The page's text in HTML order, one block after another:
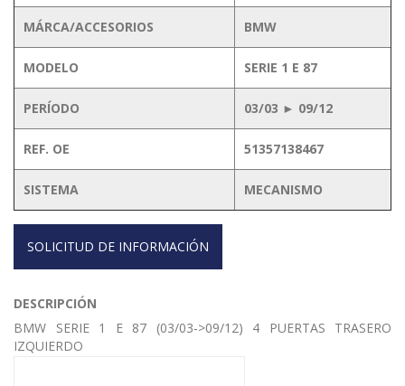
MÁRCA/ACCESORIOS BMW
MODELO SERIE 1 E 87
PERÍODO 03/03 ► 09/12
REF. OE 51357138467
SISTEMA MECANISMO
SOLICITUD DE INFORMACIÓN
DESCRIPCIÓN
BMW SERIE 1 E 87 (03/03->09/12) 4 PUERTAS TRASERO
IZQUIERDO